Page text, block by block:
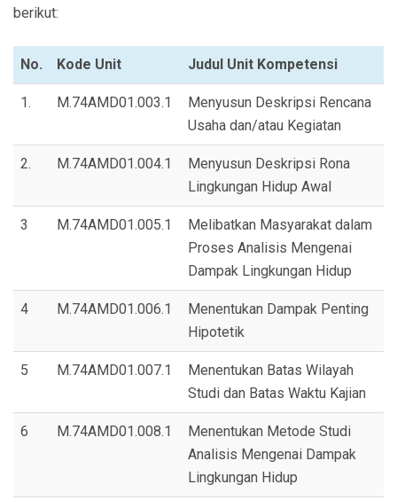
berikut:
No. Kode Unit Judul Unit Kompetensi
1. M.74AMD01.003.1
Menyusun Deskripsi Rencana
Usaha dan/atau Kegiatan
2. M.74AMD01.004.1
Menyusun Deskripsi Rona
Lingkungan Hidup Awal
3 M.74AMD01.005.1
Melibatkan Masyarakat dalam
Proses Analisis Mengenai
Dampak Lingkungan Hidup
4 M.74AMD01.006.1
Menentukan Dampak Penting
Hipotetik
5 M.74AMD01.007.1
Menentukan Batas Wilayah
Studi dan Batas Waktu Kajian
6 M.74AMD01.008.1
Menentukan Metode Studi
Analisis Mengenai Dampak
Lingkungan Hidup